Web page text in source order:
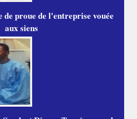
proue de l'entreprise vouée
aux siens